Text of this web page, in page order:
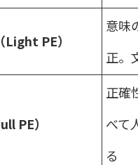
PE）
意味
正。
PE）
正確
べて
る